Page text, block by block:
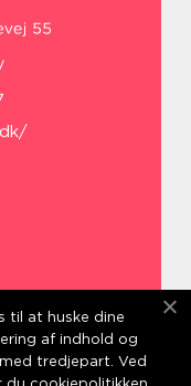
til at huske dine
af indhold og
tredjepart. Ved